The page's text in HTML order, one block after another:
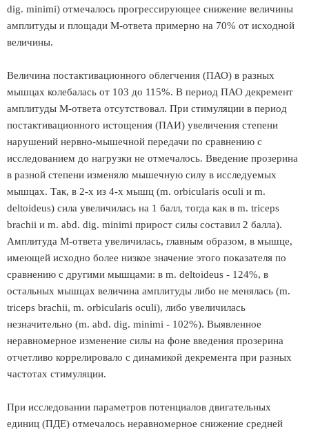
dig. minimi) отмечалось прогрессирующее снижение величины
амплитуды и площади М-ответа примерно на 70% от исходной
величины.
Величина постактивационного облегчения (ПАО) в разных
мышцах колебалась от 103 до 115%. В период ПАО декремент
амплитуды М-ответа отсутствовал. При стимуляции в период
постактивационного истощения (ПАИ) увеличения степени
нарушений нервно-мышечной передачи по сравнению с
исследованием до нагрузки не отмечалось. Введение прозерина
в разной степени изменяло мышечную силу в исследуемых
мышцах. Так, в 2-х из 4-х мышц (m. orbicularis oculi и m.
deltoideus) сила увеличилась на 1 балл, тогда как в m. triceps
brachii и m. abd. dig. minimi прирост силы составил 2 балла).
Амплитуда М-ответа увеличилась, главным образом, в мышце,
имеющей исходно более низкое значение этого показателя по
сравнению с другими мышцами: в m. deltoideus - 124%, в
остальных мышцах величина амплитуды либо не менялась (m.
triceps brachii, m. orbicularis oculi), либо увеличилась
незначительно (m. abd. dig. minimi - 102%). Выявленное
неравномерное изменение силы на фоне введения прозерина
отчетливо коррелировало с динамикой декремента при разных
частотах стимуляции.
При исследовании параметров потенциалов двигательных
единиц (ПДЕ) отмечалось неравномерное снижение средней